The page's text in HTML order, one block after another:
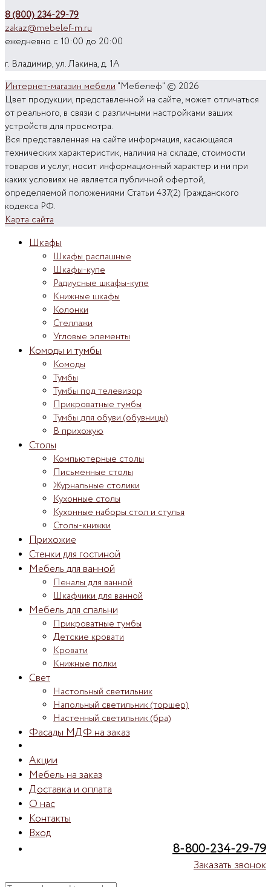
8 (800) 234-29-79
zakaz@mebelef-m.ru
ежедневно с 10:00 до 20:00
г. Владимир, ул. Лакина, д. 1А
Интернет-магазин мебели"Мебелеф" © 2026
Цвет продукции, представленной на сайте, может отличаться
от реального, в связи с различными настройками ваших
устройств для просмотра.
Вся представленная на сайте информация, касающаяся
технических характеристик, наличия на складе, стоимости
товаров и услуг, носит информационный характер и ни при
каких условиях не является публичной офертой,
определяемой положениями Статьи 437(2) Гражданского
кодекса РФ.
Карта сайта
Шкафы
Шкафы распашные
Шкафы-купе
Радиусные шкафы-купе
Книжные шкафы
Колонки
Стеллажи
Угловые элементы
Комоды и тумбы
Комоды
Тумбы
Тумбы под телевизор
Прикроватные тумбы
Тумбы для обуви (обувницы)
В прихожую
Столы
Компьютерные столы
Письменные столы
Журнальные столики
Кухонные столы
Кухонные наборы стол и стулья
Столы-книжки
Прихожие
Стенки для гостиной
Мебель для ванной
Пеналы для ванной
Шкафчики для ванной
Мебель для спальни
Прикроватные тумбы
Детские кровати
Кровати
Книжные полки
Свет
Настольный светильник
Напольный светильник (торшер)
Настенный светильник (бра)
Фасады МДФ на заказ
Акции
Мебель на заказ
Доставка и оплата
О нас
Контакты
Вход
8-800-234-29-79
Заказать звонок